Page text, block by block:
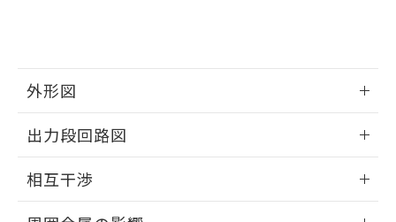
外形図
外形図
出力段回路図
出力段回路図
相互干渉
をご了承ください。
※当社の共同利用者とは、
下記の非含有証明書をダウンロードするこ
とができます。
EU RoHS指令（10物質）の非含有証明書
51物質の非含有証明書（当社基準）
※本証明書は発行日時点で非含有を証明す
るもので、過去に遡って非含有を証明する
ものではありません。